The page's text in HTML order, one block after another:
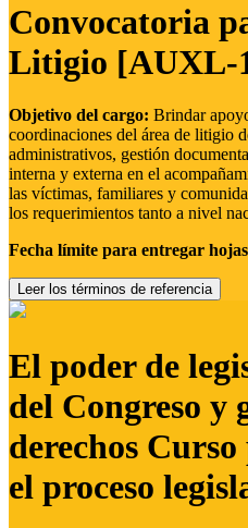
Convocatoria
Litigio [AUXL-
Objetivo del cargo: Brindar
coordinaciones del área de litigio
administrativos, gestión
interna y externa en el
las víctimas, familiares y
los requerimientos tanto a nivel
Fecha límite para entregar
Leer los términos de referencia
El poder de
del Congreso y
derechos
el proceso